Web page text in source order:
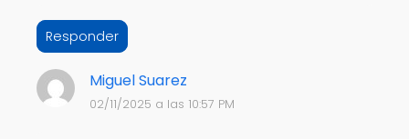
Responder
Miguel Suarez
02/11/2025 a las 10:57 PM